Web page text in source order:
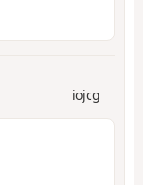
iojcg